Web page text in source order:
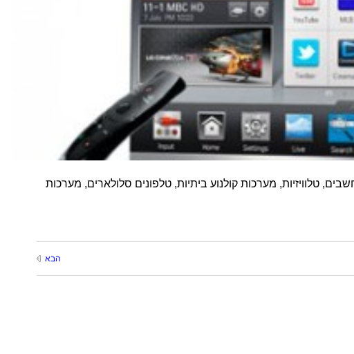
טלוויזיות, מערכות קולנוע ביתיות, טלפונים סלולארים, מערכות
הבא